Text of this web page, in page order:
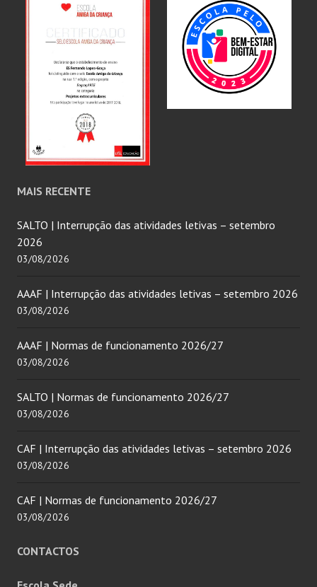
MAIS RECENTE
SALTO | Interrupção das atividades letivas – setembro
2026
03/08/2026
AAAF | Interrupção das atividades letivas – setembro 2026
03/08/2026
AAAF | Normas de funcionamento 2026/27
03/08/2026
SALTO | Normas de funcionamento 2026/27
03/08/2026
CAF | Interrupção das atividades letivas – setembro 2026
03/08/2026
CAF | Normas de funcionamento 2026/27
03/08/2026
CONTACTOS